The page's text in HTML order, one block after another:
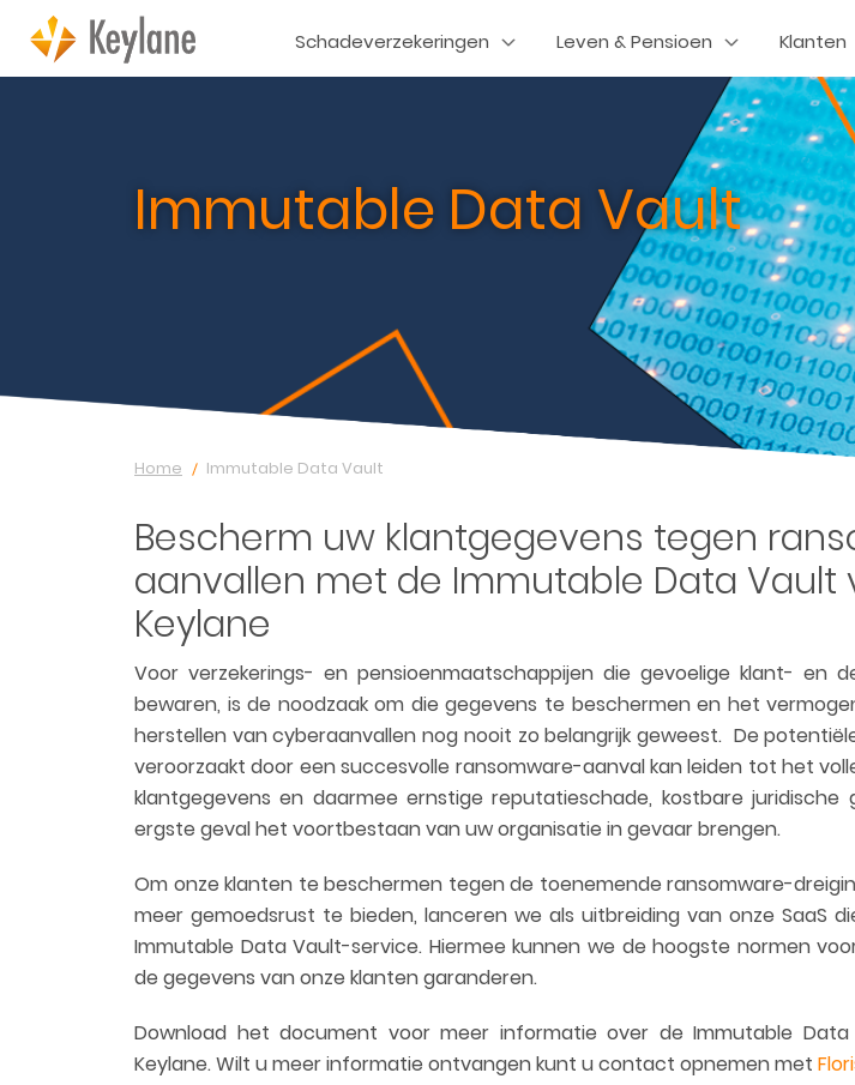
Schadeverzekeringen Leven & Pensioen Klanten
Immutable Data Vault
Home Immutable Data Vault
Bescherm uw klantgegevens tegen
aanvallen met de Immutable Data Vault
Keylane
Voor verzekerings- en pensioenmaatschappijen die gevoelige klant- en
bewaren, is de noodzaak om die gegevens te beschermen en het
herstellen van cyberaanvallen nog nooit zo belangrijk geweest. De
veroorzaakt door een succesvolle ransomware-aanval kan leiden tot het
klantgegevens en daarmee ernstige reputatieschade, kostbare
ergste geval het voortbestaan van uw organisatie in gevaar brengen.
Om onze klanten te beschermen tegen de toenemende ransomware-
meer gemoedsrust te bieden, lanceren we als uitbreiding van onze SaaS
Immutable Data Vault-service. Hiermee kunnen we de hoogste normen
de gegevens van onze klanten garanderen.
Download het document voor meer informatie over de Immutable
Keylane. Wilt u meer informatie ontvangen kunt u contact opnemen met